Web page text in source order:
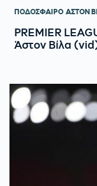
ΠΟΔΟΣΦΑΙΡΟ ΑΣΤΟΝ
PREMIER
Άστον Βίλα